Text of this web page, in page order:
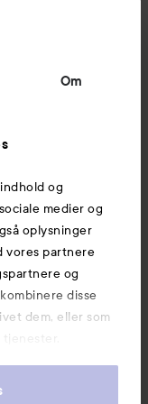
Om
og
medier og
oplysninger
vores partnere
og
disse
dem, eller som